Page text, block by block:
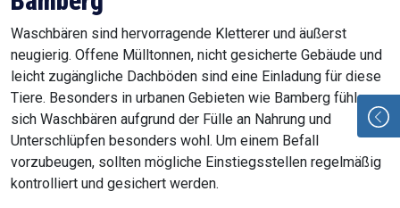
Waschbären sind hervorragende Kletterer und äußerst
neugierig. Offene Mülltonnen, nicht gesicherte Gebäude und
leicht zugängliche Dachböden sind eine Einladung für diese
Tiere. Besonders in urbanen Gebieten wie Bamberg fühlen
sich Waschbären aufgrund der Fülle an Nahrung und
Unterschlüpfen besonders wohl. Um einem Befall
vorzubeugen, sollten mögliche Einstiegsstellen regelmäßig
kontrolliert und gesichert werden.